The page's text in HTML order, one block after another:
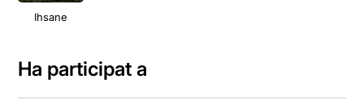
Ihsane
Ha participat a